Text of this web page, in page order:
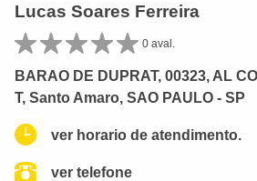
Lucas Soares Ferreira
0 aval.
BARAO DE DUPRAT, 00323, AL
T, Santo Amaro, SAO PAULO - SP
ver horario de atendimento.
ver telefone